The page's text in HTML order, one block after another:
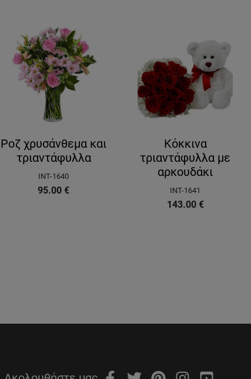
Ροζ χρυσάνθεμα και
τριαντάφυλλα
INT-1640
95.00 €
Κόκκινα
τριαντάφυλλα με
αρκουδάκι
INT-1641
143.00 €